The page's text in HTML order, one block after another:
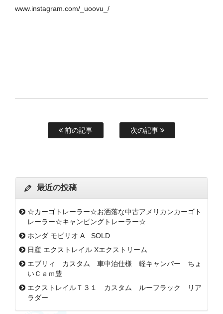
www.instagram.com/_uoovu_/
前の記事 次の記事
最近の投稿
☆カーゴトレーラー☆お洒落な中古アメリカンカーゴト
レーラー☆キャンピングトレーラー☆
ホンダ モビリオ A SOLD
日産 エクストレイル Xエクストリーム
エブリィ カスタム 車中泊仕様 軽キャンパー ちょ
いＣａｍ豊
エクストレイルＴ３１ カスタム ルーフラック リア
ラダー